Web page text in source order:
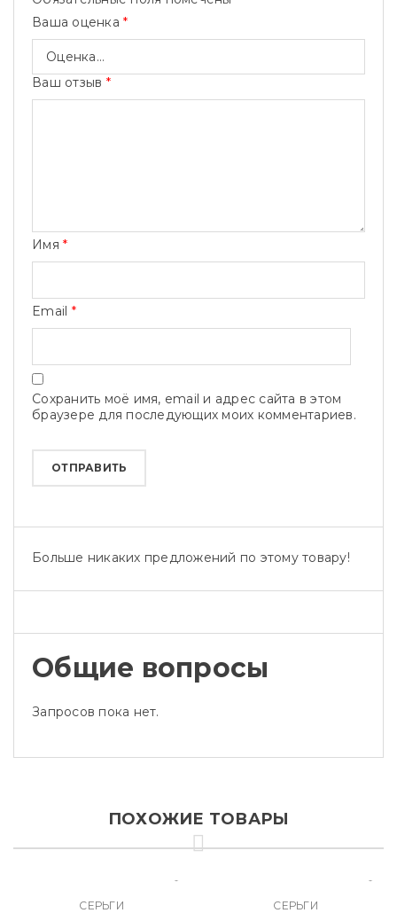
Ваша оценка *
Ваш отзыв *
Имя *
Email *
Сохранить моё имя, email и адрес сайта в этом
браузере для последующих моих комментариев.
Больше никаких предложений по этому товару!
Общие вопросы
Запросов пока нет.
ПОХОЖИЕ ТОВАРЫ
СЕРЬГИ СЕРЬГИ